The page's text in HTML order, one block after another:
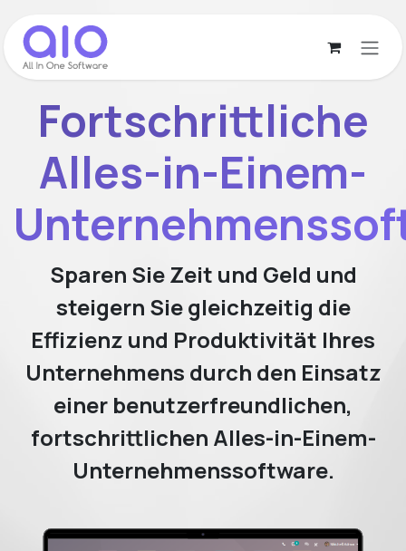
Fortschrittliche
Alles-in-Einem-
Sparen Sie Zeit und Geld und
steigern Sie gleichzeitig die
Effizienz und Produktivität Ihres
Unternehmens durch den Einsatz
einer benutzerfreundlichen,
fortschrittlichen Alles-in-Einem-
Unternehmenssoftware.